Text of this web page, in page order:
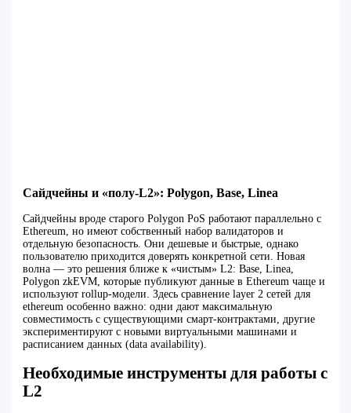
Сайдчейны и «полу‑L2»: Polygon, Base, Linea
Сайдчейны вроде старого Polygon PoS работают параллельно с
Ethereum, но имеют собственный набор валидаторов и
отдельную безопасность. Они дешевые и быстрые, однако
пользователю приходится доверять конкретной сети. Новая
волна — это решения ближе к «чистым» L2: Base, Linea,
Polygon zkEVM, которые публикуют данные в Ethereum чаще и
используют rollup-модели. Здесь сравнение layer 2 сетей для
ethereum особенно важно: одни дают максимальную
совместимость с существующими смарт‑контрактами, другие
экспериментируют с новыми виртуальными машинами и
расписанием данных (data availability).
Необходимые инструменты для работы с
L2